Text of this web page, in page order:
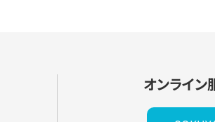
オンライ